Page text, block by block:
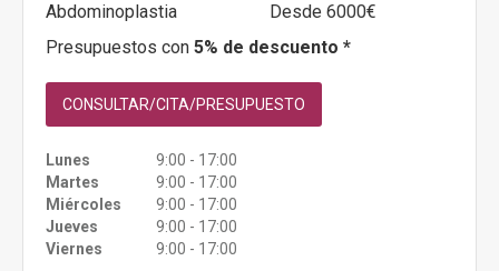
Abdominoplastia
Desde 6000€
Presupuestos con 5% de descuento *
CONSULTAR/CITA/PRESUPUESTO
Lunes
9:00 - 17:00
Martes
9:00 - 17:00
Miércoles
9:00 - 17:00
Jueves
9:00 - 17:00
Viernes
9:00 - 17:00